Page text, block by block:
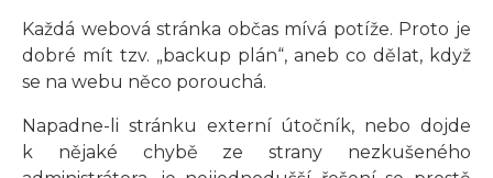
Každá webová stránka občas mívá potíže. Proto je
dobré mít tzv. „backup plán“, aneb co dělat, když
se na webu něco porouchá.
Napadne-li stránku externí útočník, nebo dojde
k nějaké chybě ze strany nezkušeného